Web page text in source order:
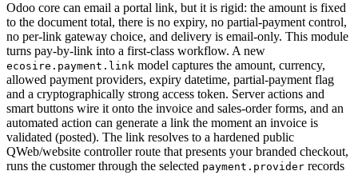
Odoo core can email a portal link, but it is rigid: the amount is fixed
to the document total, there is no expiry, no partial-payment control,
no per-link gateway choice, and delivery is email-only. This module
turns pay-by-link into a first-class workflow. A new
ecosire.payment.link model captures the amount, currency,
allowed payment providers, expiry datetime, partial-payment flag
and a cryptographically strong access token. Server actions and
smart buttons wire it onto the invoice and sales-order forms, and an
automated action can generate a link the moment an invoice is
validated (posted). The link resolves to a hardened public
QWeb/website controller route that presents your branded checkout,
runs the customer through the selected payment.provider records